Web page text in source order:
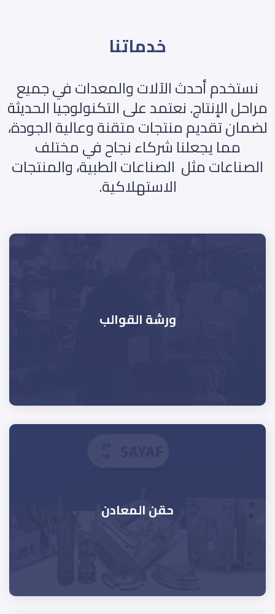
خدماتنا
نستخدم أحدث الآلات والمعدات في جميع
مراحل الإنتاج. نعتمد على التكنولوجيا الحديثة
لضمان تقديم منتجات متقنة وعالية الجودة،
مما يجعلنا شركاء نجاح في مختلف
الصناعات مثل الصناعات الطبية، والمنتجات
الاستهلاكية.
ورشة القوالب
حقن المعادن